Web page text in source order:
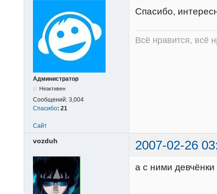
Администратор
Неактивен
Сообщений: 3,004
Спасибо: 21
Спасибо,
Всё нравится, всё
Сайт
vozduh 2007-02-26
а с ними